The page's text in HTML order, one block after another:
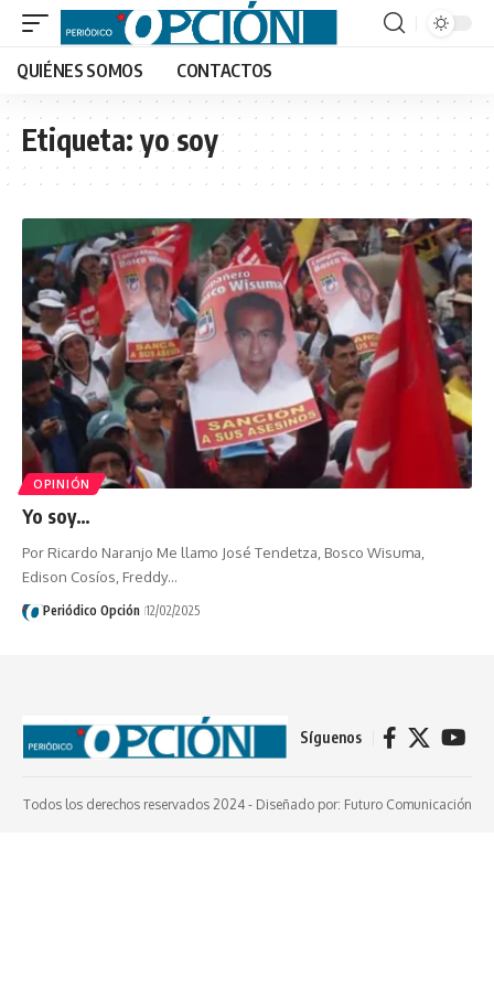
QUIÉNES SOMOS CONTACTOS
Etiqueta:yo soy
OPINIÓN
Yo soy…
Por Ricardo Naranjo Me llamo José Tendetza, Bosco Wisuma,
Edison Cosíos, Freddy…
Periódico Opción 12/02/2025
Síguenos
Todos los derechos reservados 2024 - Diseñado por: Futuro Comunicación